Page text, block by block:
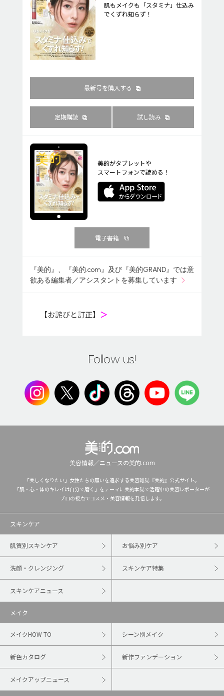
肌もメイクも「スタミナ」仕込み
でくずれ知らず！
最新号を購入する
定期購読 試し読み
美的がタブレットや
スマートフォンで読める！
電子書籍
『美的』、『美的.com』及び『美的GRAND』では意
欲ある編集者／アシスタントを募集しています
【お詫びと訂正】 ＞
Follow us!
美容情報／ニュースの美的.com
「美しくなりたい」女性たちの願いを追求する美容雑誌『美的』公式サイト。
「肌・心・体のキレイは自分で磨く」をテーマに美的本誌で活躍中の美容レポーターが
プロの視点でコスメ・美容情報を発信します。
スキンケア
肌質別スキンケア お悩み別ケア
洗顔・クレンジング スキンケア特集
スキンケアニュース
メイク
メイクHOW TO シーン別メイク
新色カタログ 新作ファンデーション
メイクアップニュース